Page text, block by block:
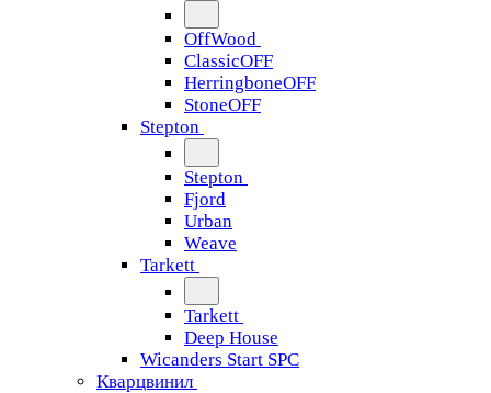
OffWood
ClassicOFF
HerringboneOFF
StoneOFF
Stepton
Stepton
Fjord
Urban
Weave
Tarkett
Tarkett
Deep House
Wicanders Start SPC
Кварцвинил